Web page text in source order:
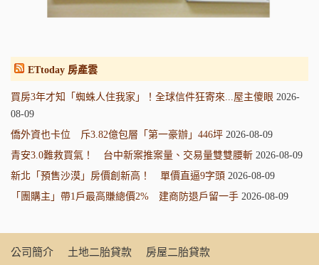
ETtoday 房產雲
買房3年才知「蜘蛛人住我家」！全球信件狂寄來...屋主傻眼 2026-
08-09
僑外資也卡位 斥3.82億包層「第一豪辦」446坪 2026-08-09
青安3.0難救買氣！ 台中新案推案量、交易量雙雙腰斬 2026-08-09
新北「預售沙漠」房價創新高！ 單價直逼9字頭 2026-08-09
「團購主」帶1戶最高賺總價2% 建商防退戶留一手 2026-08-09
公司簡介 土地二胎貸款 房屋二胎貸款